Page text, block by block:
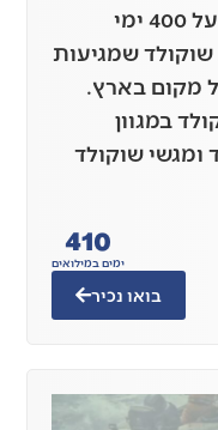
מתחילת המלחמה שרתתי מעל 400 ימי
שמגיעות
מקום בארץ.
במגוון
ומגשי שוקולד
ימים במילואים
410
בואו נכיר